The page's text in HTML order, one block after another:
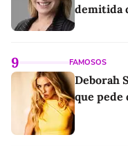
demitida
9 FAMOSOS
Deborah
que pede